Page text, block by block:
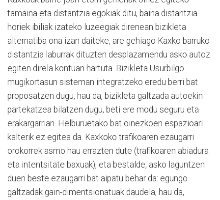
tamaina eta distantzia egokiak ditu, baina distantzia
horiek ibiliak izateko luzeegiak direnean bizikleta
alternatiba ona izan daiteke, are gehiago Kaxko barruko
distantzia laburrak dituzten desplazamendu asko autoz
egiten direla kontuan hartuta. Bizikleta Usurbilgo
mugikortasun sisteman integratzeko eredu berri bat
proposatzen dugu, hau da, bizikleta galtzada autoekin
partekatzea bilatzen dugu, beti ere modu seguru eta
erakargarrian. Helburuetako bat oinezkoen espazioari
kalterik ez egitea da. Kaxkoko trafikoaren ezaugarri
orokorrek asmo hau errazten dute (trafikoaren abiadura
eta intentsitate baxuak), eta bestalde, asko laguntzen
duen beste ezaugarri bat aipatu behar da: egungo
galtzadak gain-dimentsionatuak daudela, hau da,